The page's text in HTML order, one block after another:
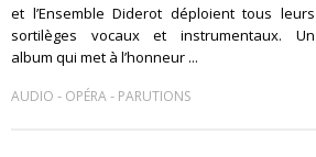
et l’Ensemble Diderot déploient tous leurs
sortilèges vocaux et instrumentaux. Un
album qui met à l’honneur ...
AUDIO - OPÉRA- PARUTIONS